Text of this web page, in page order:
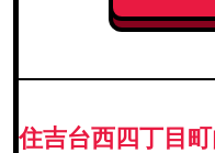
にも参加しています。
住吉台西四丁目